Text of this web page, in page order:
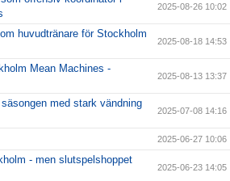
2025-08-26 10:02
huvudtränare för Stockholm
2025-08-18 14:53
Mean Machines -
2025-08-13 13:37
med stark vändning
2025-07-08 14:16
2025-06-27 10:06
- men slutspelshoppet
2025-06-23 14:05